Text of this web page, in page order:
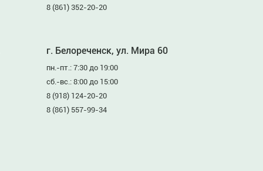
8 (861) 352-20-20
г. Белореченск, ул. Мира 60
пн.-пт.: 7:30 до 19:00
сб.-вс.: 8:00 до 15:00
8 (918) 124-20-20
8 (861) 557-99-34